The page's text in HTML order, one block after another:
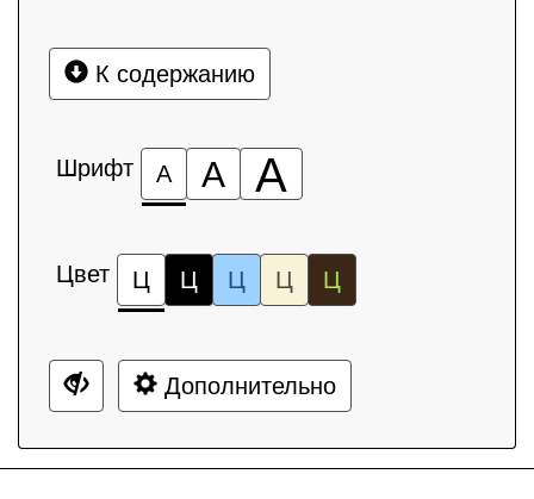
К содержанию
Шрифт А А А
Цвет Ц Ц Ц Ц Ц
Дополнительно